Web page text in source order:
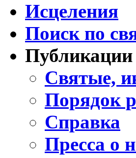
Исцеления
Поиск по
Публикации
Святые,
Порядок
Справка
Пресса о